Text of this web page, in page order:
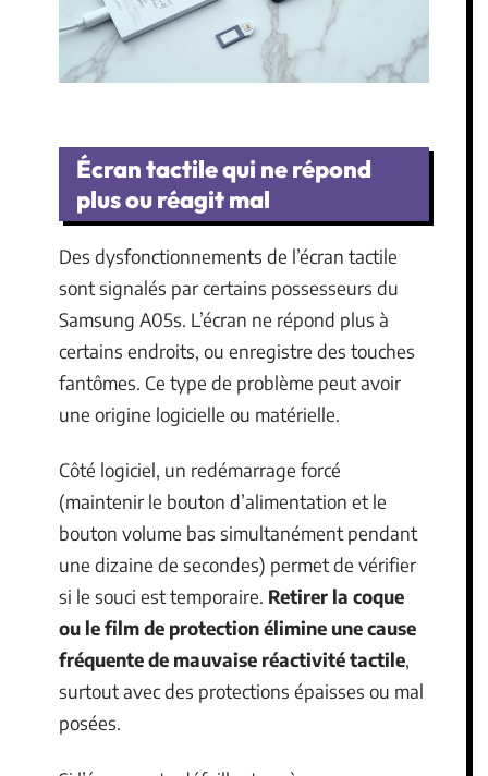
Écran tactile qui ne répond
plus ou réagit mal
Des dysfonctionnements de l’écran tactile
sont signalés par certains possesseurs du
Samsung A05s. L’écran ne répond plus à
certains endroits, ou enregistre des touches
fantômes. Ce type de problème peut avoir
une origine logicielle ou matérielle.
Côté logiciel, un redémarrage forcé
(maintenir le bouton d’alimentation et le
bouton volume bas simultanément pendant
une dizaine de secondes) permet de vérifier
si le souci est temporaire. Retirer la coque
ou le film de protection élimine une cause
fréquente de mauvaise réactivité tactile,
surtout avec des protections épaisses ou mal
posées.